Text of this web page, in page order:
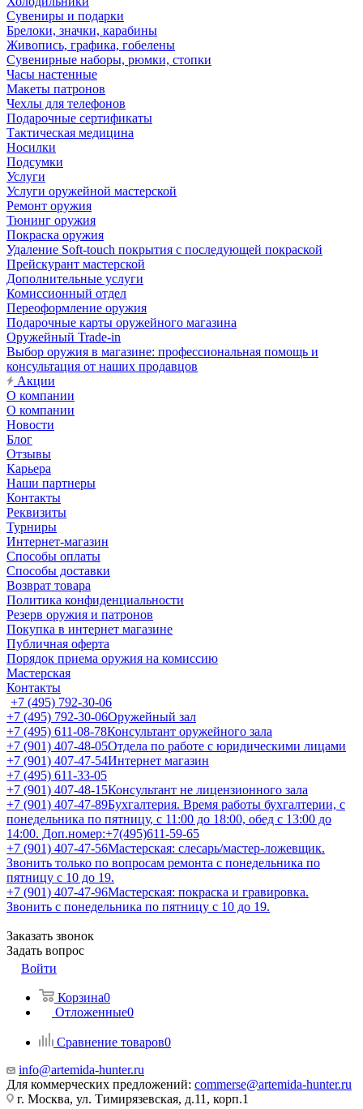
Сувениры и подарки
Брелоки, значки, карабины
Живопись, графика, гобелены
Сувенирные наборы, рюмки, стопки
Часы настенные
Макеты патронов
Чехлы для телефонов
Подарочные сертификаты
Тактическая медицина
Носилки
Подсумки
Услуги
Услуги оружейной мастерской
Ремонт оружия
Тюнинг оружия
Покраска оружия
Удаление Soft-touch покрытия с последующей покраской
Прейскурант мастерской
Дополнительные услуги
Комиссионный отдел
Переоформление оружия
Подарочные карты оружейного магазина
Оружейный Trade-in
Выбор оружия в магазине: профессиональная помощь и
консультация от наших продавцов
Акции
О компании
О компании
Новости
Блог
Отзывы
Карьера
Наши партнеры
Контакты
Реквизиты
Турниры
Интернет-магазин
Способы оплаты
Способы доставки
Возврат товара
Политика конфиденциальности
Резерв оружия и патронов
Покупка в интернет магазине
Публичная оферта
Порядок приема оружия на комиссию
Мастерская
Контакты
+7 (495) 792-30-06
+7 (495) 792-30-06Оружейный зал
+7 (495) 611-08-78Консультант оружейного зала
+7 (901) 407-48-05Отдела по работе с юридическими лицами
+7 (901) 407-47-54Интернет магазин
+7 (495) 611-33-05
+7 (901) 407-48-15Консультант не лицензионного зала
+7 (901) 407-47-89Бухгалтерия. Время работы бухгалтерии, с
понедельника по пятницу, с 11:00 до 18:00, обед с 13:00 до
14:00. Доп.номер:+7(495)611-59-65
+7 (901) 407-47-56Мастерская: слесарь/мастер-ложевщик.
Звонить только по вопросам ремонта с понедельника по
пятницу с 10 до 19.
+7 (901) 407-47-96Мастерская: покраска и гравировка.
Звонить с понедельника по пятницу с 10 до 19.
Заказать звонок
Задать вопрос
Войти
Корзина0
Отложенные0
Сравнение товаров0
info@artemida-hunter.ru
Для коммерческих предложений: commerse@artemida-hunter.ru
г. Москва, ул. Тимирязевская, д.11, корп.1